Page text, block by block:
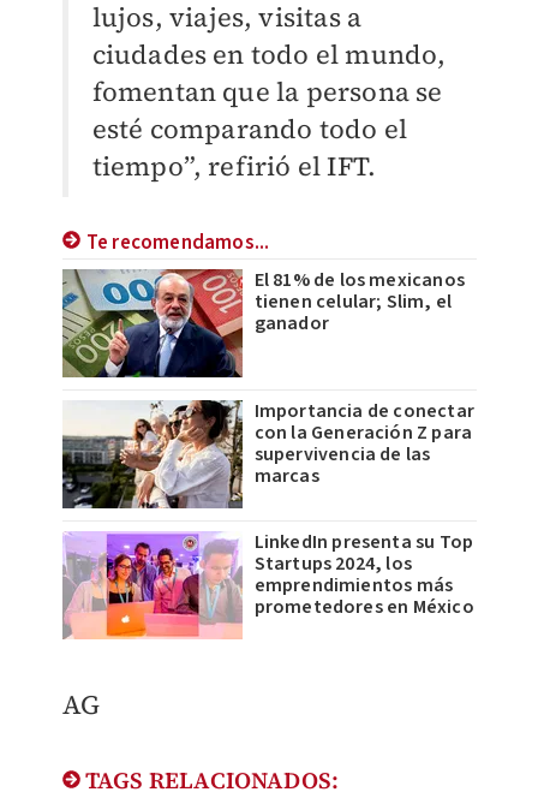
lujos, viajes, visitas a
ciudades en todo el mundo,
fomentan que la persona se
esté comparando todo el
tiempo”, refirió el IFT.
Te recomendamos...
El 81% de los mexicanos
tienen celular; Slim, el
ganador
Importancia de conectar
con la Generación Z para
supervivencia de las
marcas
LinkedIn presenta su Top
Startups 2024, los
emprendimientos más
prometedores en México
AG
TAGS RELACIONADOS: